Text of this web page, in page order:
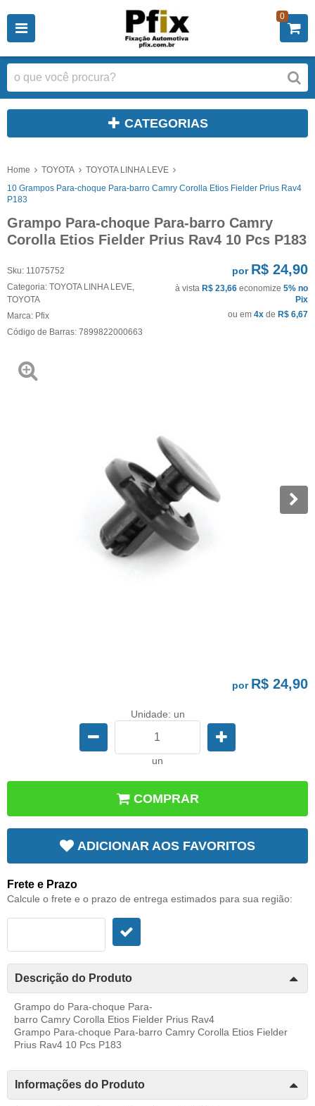
0
CATEGORIAS
Home TOYOTA
TOYOTA LINHA LEVE
10 Grampos Para-choque Para-barro Camry Corolla Etios Fielder Prius Rav4
P183
Grampo Para-choque Para-barro Camry
Corolla Etios Fielder Prius Rav4 10 Pcs P183
Sku: 11075752
Categoria: TOYOTA LINHA LEVE
TOYOTA
Marca: Pfix
Código de Barras: 7899822000663
por R$ 24,90
à vista R$ 23,66 economize 5% no
Pix
ou em 4x de R$ 6,67
por R$ 24,90
Unidade: un
un
COMPRAR
ADICIONAR AOS FAVORITOS
Frete e Prazo
Calcule o frete e o prazo de entrega estimados para sua região:
Descrição do Produto
Grampo do Para-choque Para-
barro Camry Corolla Etios Fielder Prius Rav4
Grampo Para-choque Para-barro Camry Corolla Etios Fielder
Prius Rav4 10 Pcs P183
Informações do Produto